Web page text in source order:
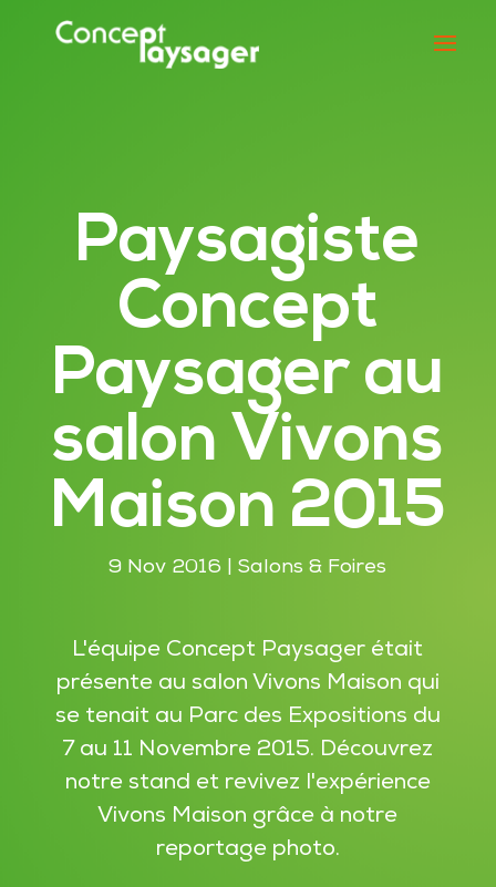
Paysagiste
Concept
Paysager au
salon Vivons
Maison 2015
9 Nov 2016 |Salons & Foires
L'équipe Concept Paysager était
présente au salon Vivons Maison qui
se tenait au Parc des Expositions du
7 au 11 Novembre 2015. Découvrez
notre stand et revivez l'expérience
Vivons Maison grâce à notre
reportage photo.